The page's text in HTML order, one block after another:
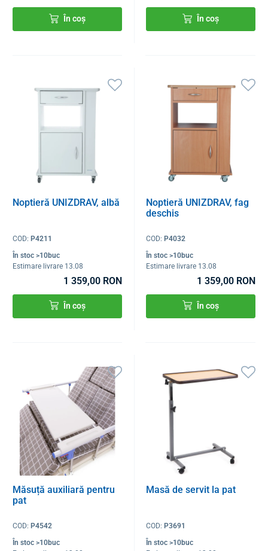
În coș În coș
Noptieră UNIZDRAV, albă
COD: P4211
În stoc >10buc
Estimare livrare 13.08
1 359,00 RON
În coș
Noptieră UNIZDRAV, fag
deschis
COD:P4032
În stoc >10buc
Estimare livrare 13.08
1 359,00 RON
În coș
Măsuță auxiliară pentru
pat
COD: P4542
În stoc >10buc
Masă de servit la pat
COD:P3691
În stoc >10buc